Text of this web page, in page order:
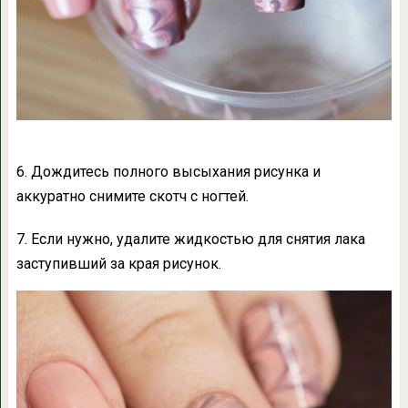
6. Дождитесь полного высыхания рисунка и
аккуратно снимите скотч с ногтей.
7. Если нужно, удалите жидкостью для снятия лака
заступивший за края рисунок.